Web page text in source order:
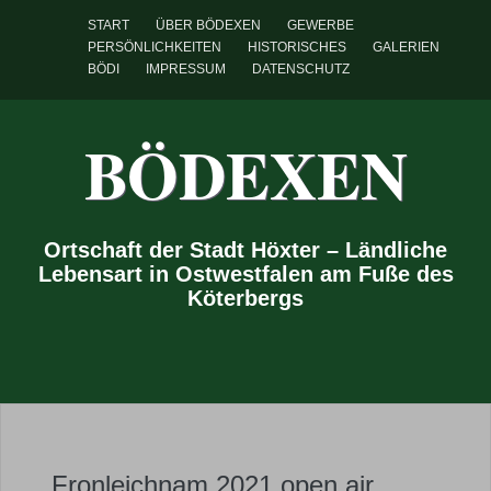
START ÜBER BÖDEXEN
GEWERBE
PERSÖNLICHKEITEN
HISTORISCHES
GALERIEN
BÖDI
IMPRESSUM DATENSCHUTZ
BÖDEXEN
Ortschaft der Stadt Höxter – Ländliche
Lebensart in Ostwestfalen am Fuße des
Köterbergs
Fronleichnam 2021 open air